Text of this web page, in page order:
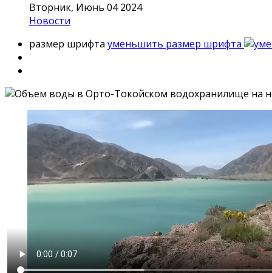
Вторник, Июнь 04 2024
Новости
размер шрифта уменьшить размер шрифта